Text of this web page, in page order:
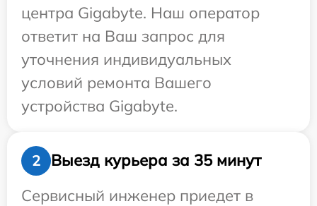
центра Gigabyte. Наш оператор
ответит на Ваш запрос для
уточнения индивидуальных
условий ремонта Вашего
устройства Gigabyte.
2
Выезд курьера за 35 минут
Сервисный инженер приедет в